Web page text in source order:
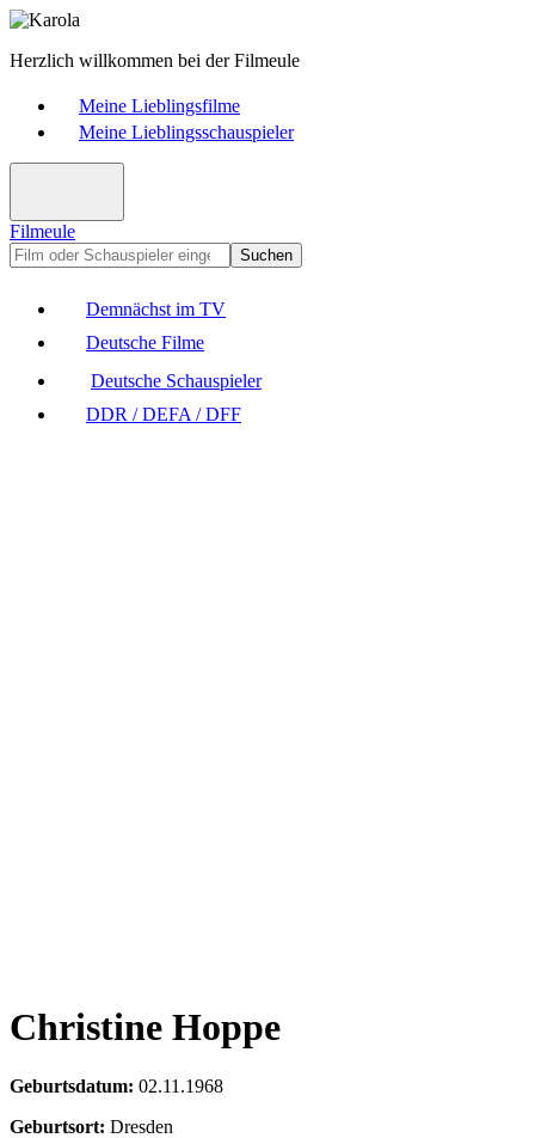
Herzlich willkommen bei der Filmeule
Meine Lieblingsfilme
Meine Lieblingsschauspieler
Filmeule
Suchen
Demnächst im TV
Deutsche Filme
Deutsche Schauspieler
DDR / DEFA / DFF
Christine Hoppe
Geburtsdatum: 02.11.1968
Geburtsort: Dresden